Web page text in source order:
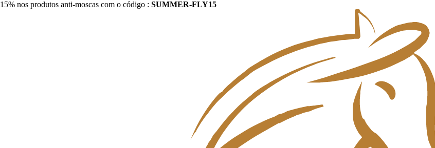
15% nos produtos anti-moscas com o código : SUMMER-FLY15